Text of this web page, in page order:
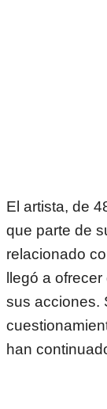
El artista, de
que parte de
relacionado
llegó a
sus acciones.
han